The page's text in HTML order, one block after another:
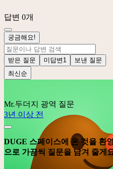
답변 0개
궁금해요!
받은 질문 미답변 1
보낸 질문
최신순
Mr.두더지
광역 질문
3년 이상 전
DUGE 스페이스에 온 것을 환
으로 가끔씩 질문을 남겨 줄게